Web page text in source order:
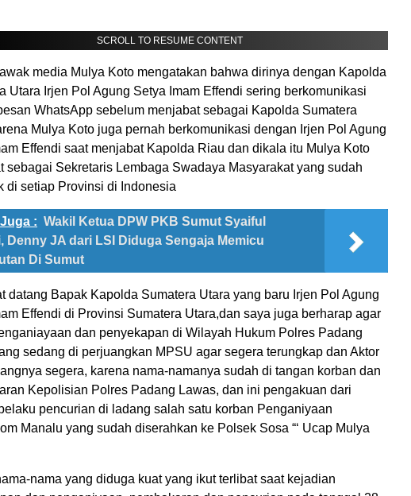
SCROLL TO RESUME CONTENT
media Mulya Koto mengatakan bahwa dirinya dengan Kapolda
Utara Irjen Pol Agung Setya Imam Effendi sering berkomunikasi
WhatsApp sebelum menjabat sebagai Kapolda Sumatera
Mulya Koto juga pernah berkomunikasi dengan Irjen Pol Agung
Effendi saat menjabat Kapolda Riau dan dikala itu Mulya Koto
sebagai Sekretaris Lembaga Swadaya Masyarakat yang sudah
di setiap Provinsi di Indonesia
: Wakil Ketua DPW PKB Sumut Syaiful
Denny JA dari LSI Diduga Sengaja Memicu
Di Sumut
datang Bapak Kapolda Sumatera Utara yang baru Irjen Pol Agung
Effendi di Provinsi Sumatera Utara,dan saya juga berharap agar
dan penyekapan di Wilayah Hukum Polres Padang
sedang di perjuangkan MPSU agar segera terungkap dan Aktor
segera, karena nama-namanya sudah di tangan korban dan
Kepolisian Polres Padang Lawas, dan ini pengakuan dari
pencurian di ladang salah satu korban Penganiyaan
Manalu yang sudah diserahkan ke Polsek Sosa “‘ Ucap Mulya
nama yang diduga kuat yang ikut terlibat saat kejadian